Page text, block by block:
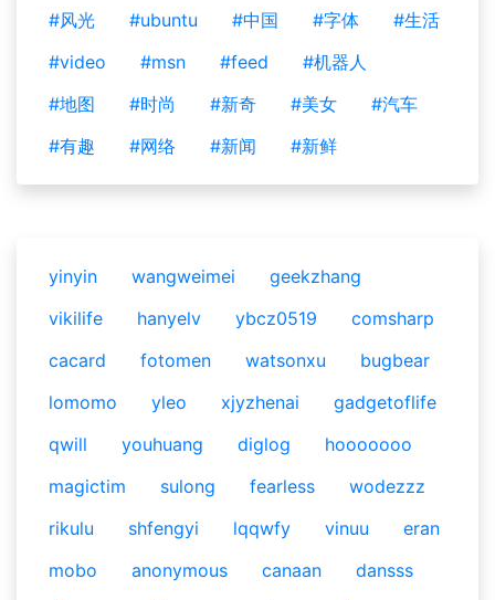
#风光
#ubuntu #中国 #字体
#生活
#video
#msn #feed
#机器人
#地图
#时尚 #新奇 #美女
#汽车
#有趣
#网络 #新闻 #新鲜
yinyin wangweimei
geekzhang
vikilife
hanyelv ybcz0519
comsharp
cacard
fotomen watsonxu
bugbear
lomomo
yleo xjyzhenai
gadgetoflife
qwill
youhuang diglog
hooooooo
magictim
sulong fearless
wodezzz
rikulu
shfengyi lqqwfy vinuu
eran
mobo
anonymous canaan
dansss